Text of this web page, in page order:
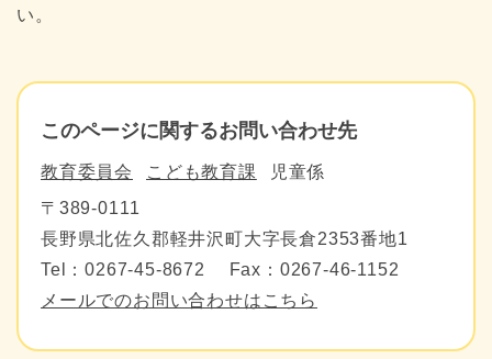
い。
このページに関するお問い合わせ先
教育委員会 こども教育課
児童係
〒389-0111
長野県北佐久郡軽井沢町大字長倉2353番地1
Tel：0267-45-8672
Fax：0267-46-1152
メールでのお問い合わせはこちら